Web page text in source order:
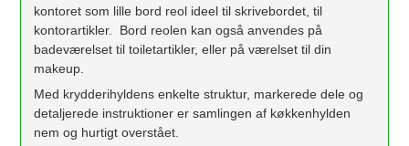
kontoret som lille bord reol ideel til skrivebordet, til
kontorartikler. Bord reolen kan også anvendes på
badeværelset til toiletartikler, eller på værelset til din
makeup.
Med krydderihyldens enkelte struktur, markerede dele og
detaljerede instruktioner er samlingen af køkkenhylden
nem og hurtigt overstået.